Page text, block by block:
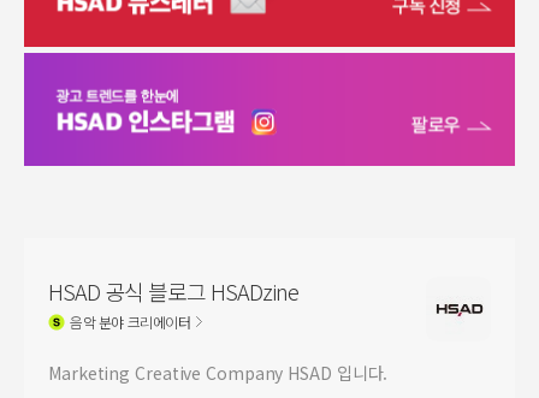
HSAD 공식 블로그 HSADzine
음악분야 크리에이터
Marketing Creative Company HSAD 입니다.